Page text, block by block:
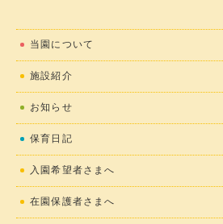
当園について
施設紹介
お知らせ
保育日記
入園希望者さまへ
在園保護者さまへ